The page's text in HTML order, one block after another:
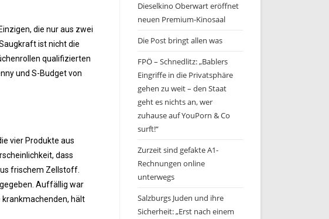
die nur aus zwei
ist nicht die
qualifizierten
und S-Budget von
vier Produkte aus
dass
frischem Zellstoff.
Auffällig war
hält
Dieselkino Oberwart eröffnet
neuen Premium-Kinosaal
Die Post bringt allen was
FPÖ – Schnedlitz: „Bablers
Eingriffe in die Privatsphäre
gehen zu weit – den Staat
geht es nichts an, wer
zuhause auf YouPorn & Co
surft!“
Zurzeit sind gefakte A1-
Rechnungen online
unterwegs
Salzburgs Juden und ihre
Sicherheit: „Erst nach einem